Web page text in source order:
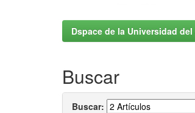
Dspace de la Universidad del
Buscar
Buscar: